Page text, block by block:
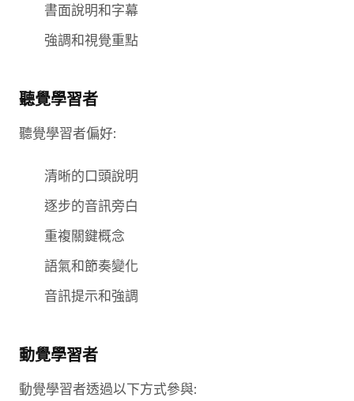
書面說明和字幕
強調和視覺重點
聽覺學習者
聽覺學習者偏好:
清晰的口頭說明
逐步的音訊旁白
重複關鍵概念
語氣和節奏變化
音訊提示和強調
動覺學習者
動覺學習者透過以下方式參與: